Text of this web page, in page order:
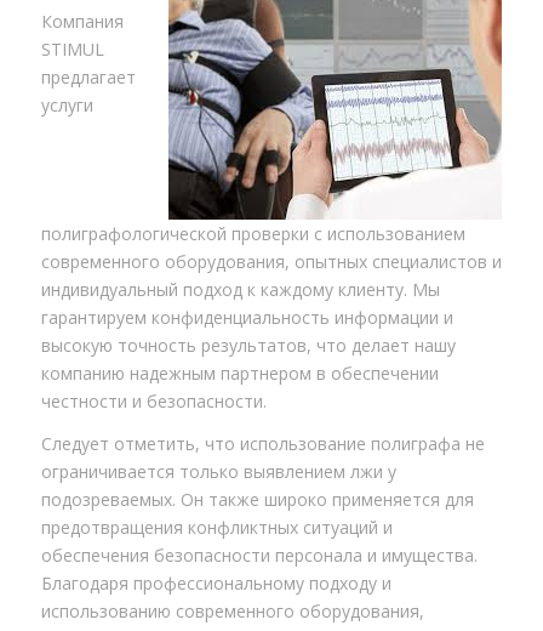
Компания
STIMUL
предлагает
услуги
полиграфологической проверки с использованием
современного оборудования, опытных специалистов и
индивидуальный подход к каждому клиенту. Мы
гарантируем конфиденциальность информации и
высокую точность результатов, что делает нашу
компанию надежным партнером в обеспечении
честности и безопасности.
Следует отметить, что использование полиграфа не
ограничивается только выявлением лжи у
подозреваемых. Он также широко применяется для
предотвращения конфликтных ситуаций и
обеспечения безопасности персонала и имущества.
Благодаря профессиональному подходу и
использованию современного оборудования,